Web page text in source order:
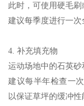
此时，可使用硬毛刷
建议每季度进行一次
4. 补充填充物
运动场地中的石英砂
建议每半年检查一
以保证草坪的缓冲性